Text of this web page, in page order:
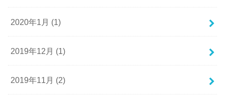
2020年1月 (1)
2019年12月 (1)
2019年11月 (2)